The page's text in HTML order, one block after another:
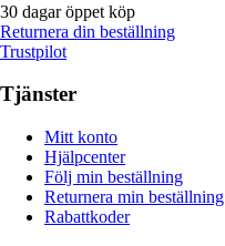
30 dagar öppet köp
Returnera din beställning
Trustpilot
Tjänster
Mitt konto
Hjälpcenter
Följ min beställning
Returnera min beställning
Rabattkoder